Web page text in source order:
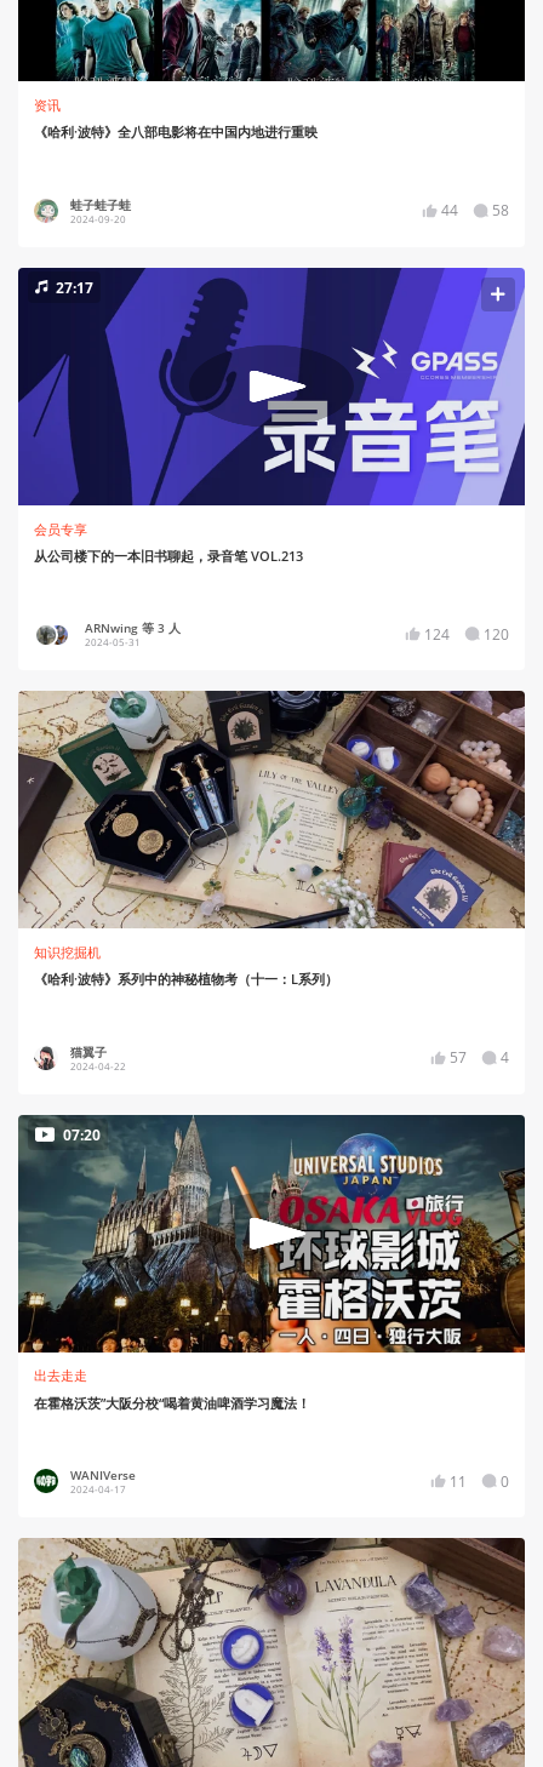
资讯
《哈利·波特》全八部电影将在中国内地进行重映
蛙子蛙子蛙
2024-09-20 44 58
27:17
会员专享
从公司楼下的一本旧书聊起，录音笔 VOL.213
ARNwing 等 3 人
2024-05-31 124 120
知识挖掘机
《哈利·波特》系列中的神秘植物考（十一：L系列）
猫翼子
2024-04-22 57 4
07:20
出去走走
在霍格沃茨”大阪分校“喝着黄油啤酒学习魔法！
WANIVerse
2024-04-17 11 0